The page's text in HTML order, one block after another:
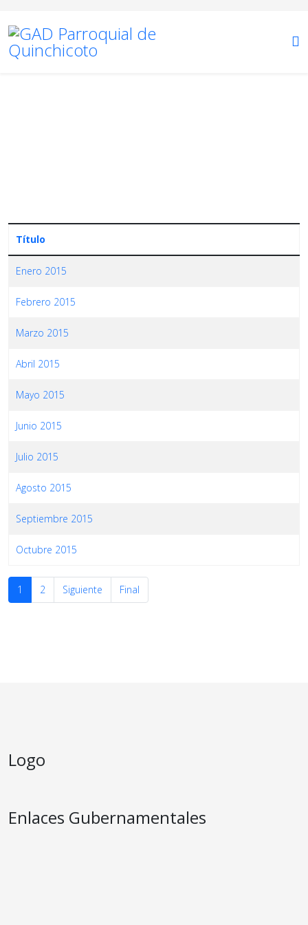
Título
Enero 2015
Febrero 2015
Marzo 2015
Abril 2015
Mayo 2015
Junio 2015
Julio 2015
Agosto 2015
Septiembre 2015
Octubre 2015
1 2 Siguiente Final
Logo
Enlaces Gubernamentales